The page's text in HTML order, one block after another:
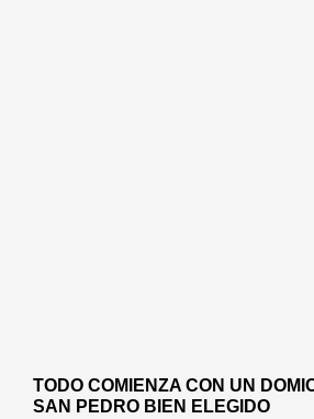
TODO COMIENZA CON UN
SAN PEDRO BIEN ELEGIDO